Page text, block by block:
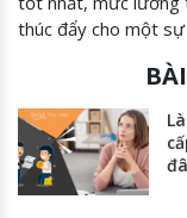
thúc đẩy cho một